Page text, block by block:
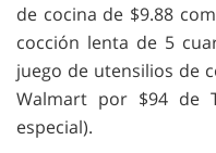
de cocina de $9.88
cocción lenta de 5
juego de utensilios de
Walmart por $94 de
especial).